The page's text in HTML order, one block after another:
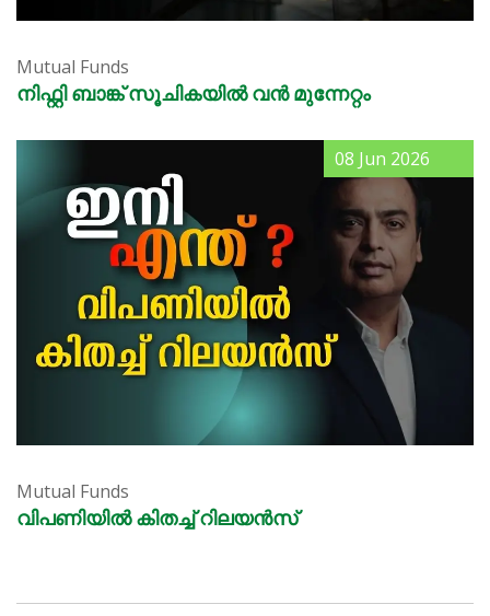
Mutual Funds
നിഫ്റ്റി ബാങ്ക് സൂചികയിൽ വൻ മുന്നേറ്റം
Mutual Funds
വിപണിയിൽ കിതച്ച് റിലയൻസ്
08 Jun 2026